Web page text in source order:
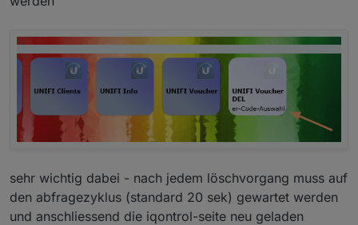
sehr wichtig dabei - nach jedem löschvorgang muss auf
den abfragezyklus (standard 20 sek) gewartet werden
und anschliessend die iqontrol-seite neu geladen